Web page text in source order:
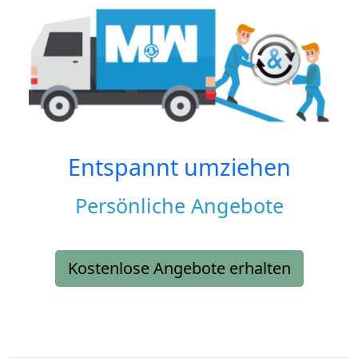
Entspannt umziehen
Persönliche Angebote
Kostenlose Angebote erhalten